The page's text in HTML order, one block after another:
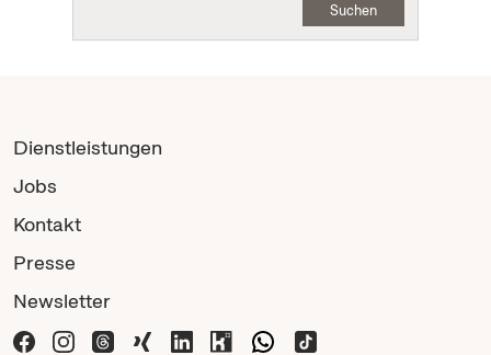
Suchen
Dienstleistungen
Jobs
Kontakt
Presse
Newsletter